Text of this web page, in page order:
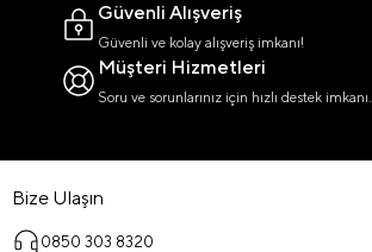
Güvenli Alışveriş
Güvenli ve kolay alışveriş imkanı!
Müşteri Hizmetleri
Soru ve sorunlarınız için hızlı destek imkanı.
Bize Ulaşın
0850 303 8320